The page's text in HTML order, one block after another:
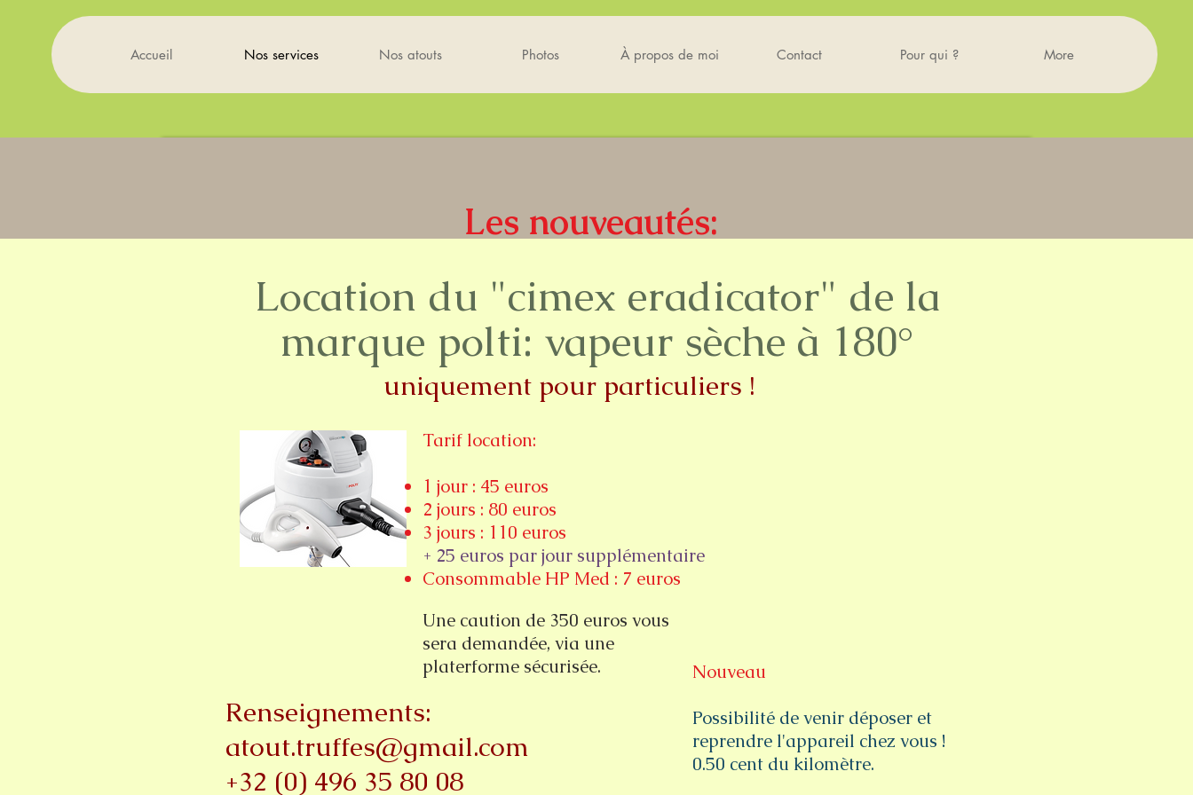
Accueil Nos services Nos atouts Photos À propos de moi Contact Pour qui ? More
Location du "cimex eradicator" de la
marque polti: vapeur sèche à 180°
uniquement pour particuliers !
Tarif location:
1 jour : 45 euros
2 jours : 80 euros
3 jours : 110 euros
+ 25 euros par jour supplémentaire
Consommable HP Med : 7 euros
Une caution de 350 euros vous
sera demandée, via une
platerforme sécurisée.
Renseignements:
atout.truffes@gmail.com
+32 (0) 496 35 80 08
Nouveau
Possibilité de venir déposer et
reprendre l'appareil chez vous !
0.50 cent du kilomètre.
Les nouveautés: